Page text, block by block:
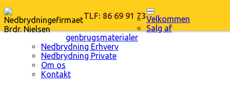
TLF: 86 69 91 73Velkommen
Salg af
genbrugsmaterialer
Nedbrydning Erhverv
Nedbrydning Private
Om os
Kontakt